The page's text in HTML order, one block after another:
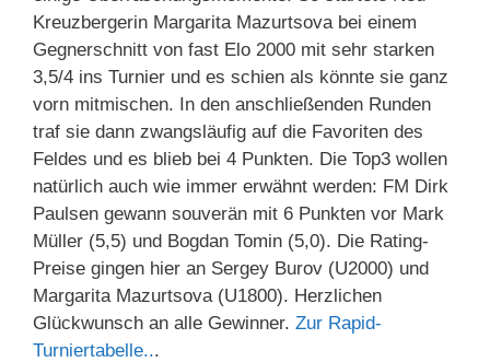
Kreuzbergerin Margarita Mazurtsova bei einem
Gegnerschnitt von fast Elo 2000 mit sehr starken
3,5/4 ins Turnier und es schien als könnte sie ganz
vorn mitmischen. In den anschließenden Runden
traf sie dann zwangsläufig auf die Favoriten des
Feldes und es blieb bei 4 Punkten. Die Top3 wollen
natürlich auch wie immer erwähnt werden: FM Dirk
Paulsen gewann souverän mit 6 Punkten vor Mark
Müller (5,5) und Bogdan Tomin (5,0). Die Rating-
Preise gingen hier an Sergey Burov (U2000) und
Margarita Mazurtsova (U1800). Herzlichen
Glückwunsch an alle Gewinner. Zur Rapid-
Turniertabelle...